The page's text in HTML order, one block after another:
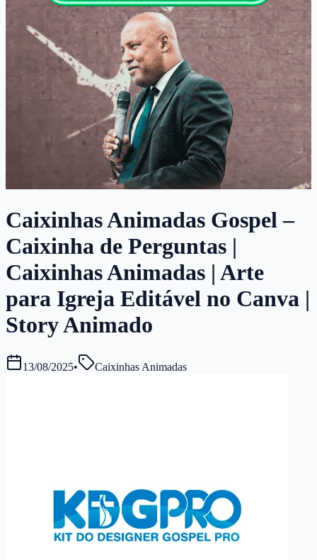
Caixinhas Animadas Gospel –
Caixinha de Perguntas |
Caixinhas Animadas | Arte
para Igreja Editável no Canva |
Story Animado
13/08/2025• Caixinhas Animadas